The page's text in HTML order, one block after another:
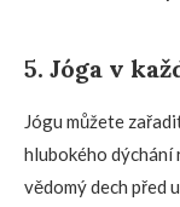
5. Jóga v
Jógu můžete
hlubokého dýchání
vědomý dech před